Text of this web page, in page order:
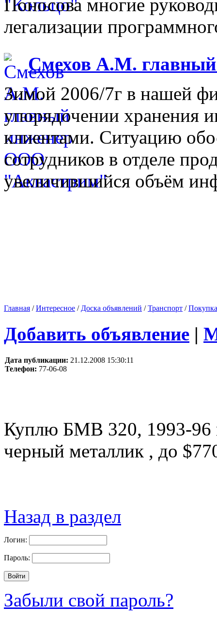
Поносова многие
легализации
Смехов А.М.
Зимой 2006/7г в нашей
упорядочении хранения
клиентами. Ситуацию
сотрудников в отделе
увеличившийся объём
Главная /Интересное / Доска объявлений /Транспорт /Покупка
Добавить объявление |
Дата публикации: 21.12.2008 15:30:11
Телефон: 77-06-08
Куплю БМВ 320, 1993-96
черный металлик , до
Назад в раздел
Логин:
Пароль:
Забыли свой пароль?